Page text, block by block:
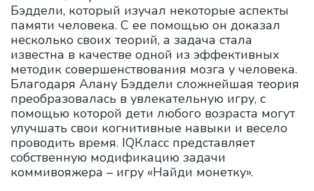
Бэддели, который изучал некоторые аспекты
памяти человека. С ее помощью он доказал
несколько своих теорий, а задача стала
известна в качестве одной из эффективных
методик совершенствования мозга у человека.
Благодаря Алану Бэддели сложнейшая теория
преобразовалась в увлекательную игру, с
помощью которой дети любого возраста могут
улучшать свои когнитивные навыки и весело
проводить время. IQКласс представляет
собственную модификацию задачи
коммивояжера – игру «Найди монетку».